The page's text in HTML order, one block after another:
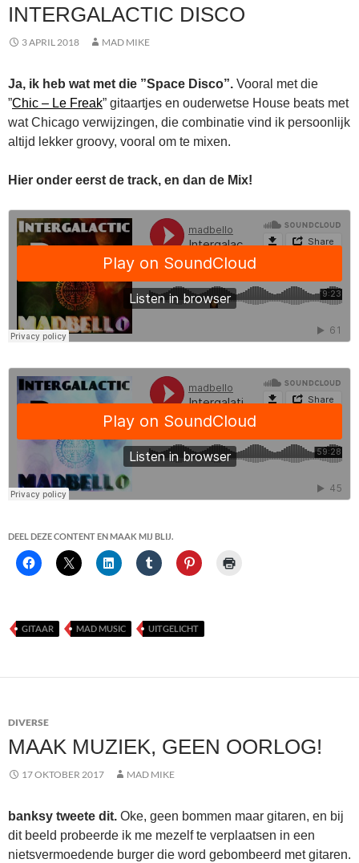
INTERGALACTIC DISCO
3 APRIL 2018 MAD MIKE
Ja, ik heb wat met die ”Space Disco”. Vooral met die
”Chic – Le Freak” gitaartjes en ouderwetse House beats met
wat Chicago verwijzingen, die combinatie vind ik persoonlijk
altijd lekker groovy, vooral om te mixen.
Hier onder eerst de track, en dan de Mix!
DEEL DEZE CONTENT EN MAAK MIJ BLIJ.
GITAAR MAD MUSIC UITGELICHT
DIVERSE
MAAK MUZIEK, GEEN OORLOG!
17 OKTOBER 2017 MAD MIKE
banksy tweete dit. Oke, geen bommen maar gitaren, en bij
dit beeld probeerde ik me mezelf te verplaatsen in een
nietsvermoedende burger die word gebombeerd met gitaren.